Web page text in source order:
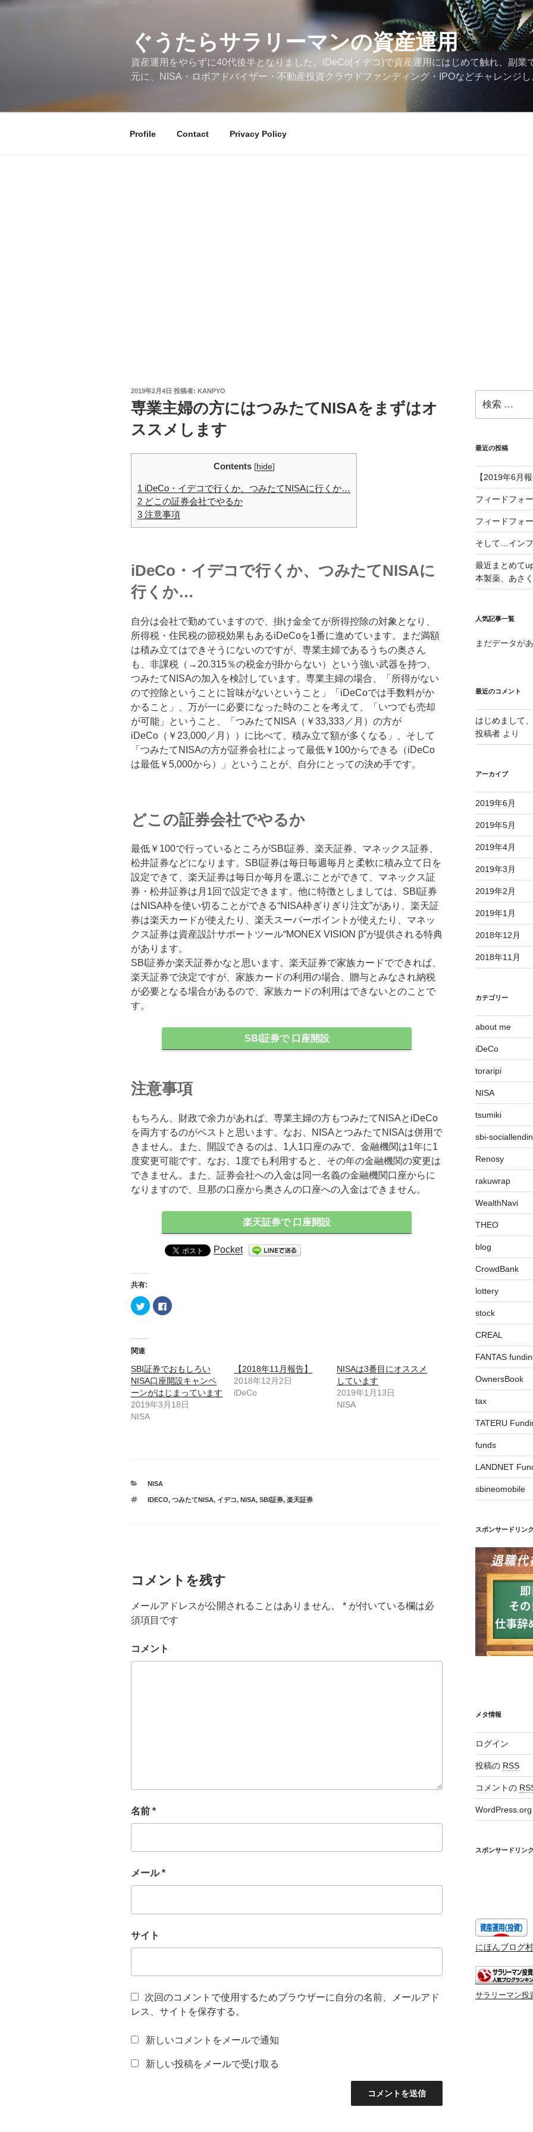
コ
ぐうたらサラリーマンの資産運用
資産運用をやらずに40代後半となりました。iDeCo(イデコ)で資産運用にはじめて触れ、副業
元に、NISA・ロボアドバイザー・不動産投資クラウドファンディング・IPOなどチャレンジ
Profile Contact Privacy Policy
投
稿
日:
2019年2月4日 投稿者: KANPYO
専業主婦の方にはつみたてNISAをまずはオ
ススメします
Contents [hide]
1 iDeCo・イデコで行くか、つみたてNISAに行くか…
2 どこの証券会社でやるか
3 注意事項
iDeCo・イデコで行くか、つみたてNISAに
行くか…
自分は会社で勤めていますので、掛け金全てが所得控除の対象となり、
所得税・住民税の節税効果もあるiDeCoを1番に進めています。まだ満額
は積み立てはできそうにないのですが、専業主婦であるうちの奥さん
も、非課税（→20.315％の税金が掛からない）という強い武器を持つ、
つみたてNISAの加入を検討しています。専業主婦の場合、「所得がない
ので控除ということに旨味がないということ」「iDeCoでは手数料がか
かること」、万が一に必要になった時のことを考えて、「いつでも売却
が可能」ということ、「つみたてNISA（￥33,333／月）の方が
iDeCo（￥23,000／月））に比べて、積み立て額が多くなる」、そして
「つみたてNISAの方が証券会社によって最低￥100からできる（iDeCo
は最低￥5,000から）」ということが、自分にとっての決め手です。
どこの証券会社でやるか
最低￥100で行っているところがSBI証券、楽天証券、マネックス証券、
松井証券などになります。SBI証券は毎日毎週毎月と柔軟に積み立て日を
設定できて、楽天証券は毎日か毎月を選ぶことができて、マネックス証
券・松井証券は月1回で設定できます。他に特徴としましては、SBI証券
はNISA枠を使い切ることができる“NISA枠ぎりぎり注文”があり、楽天証
券は楽天カードが使えたり、楽天スーパーポイントが使えたり、マネッ
クス証券は資産設計サポートツール“MONEX VISION β”が提供される特典
があります。
SBI証券か楽天証券かなと思います。楽天証券で家族カードでできれば、
楽天証券で決定ですが、家族カードの利用の場合、贈与とみなされ納税
が必要となる場合があるので、家族カードの利用はできないとのことで
す。
SBI証券で 口座開設
注意事項
もちろん、財政で余力があれば、専業主婦の方もつみたてNISAとiDeCo
を両方するのがベストと思います。なお、NISAとつみたてNISAは併用で
きません。また、開設できるのは、1人1口座のみで、金融機関は1年に1
度変更可能です。なお、1度でも利用すると、その年の金融機関の変更は
できません。また、証券会社への入金は同一名義の金融機関口座からに
なりますので、旦那の口座から奥さんの口座への入金はできません。
楽天証券で 口座開設
Pocket
共有:
ク
リ
て
t
t
e
r
で
共
有
(
で
開
き
ま
F
a
共
有
す
る
に
は
ク
し
い
)
関連
SBI証券でおもしろい
NISA口座開設キャンペ
ーンがはじまっています
2019年3月18日
NISA
【2018年11月報告】
2018年12月2日
iDeCo
NISAは3番目にオススメ
しています
2019年1月13日
NISA
カ
ゴ
NISA
タ
IDECO, つみたてNISA, イデコ, NISA, SBI証券, 楽天証券
コメントを残す
メールアドレスが公開されることはありません。 * が付いている欄は必
須項目です
コメント
名前 *
メール*
サイト
次回のコメントで使用するためブラウザーに自分の名前、メールアド
レス、サイトを保存する。
新しいコメントをメールで通知
新しい投稿をメールで受け取る
索:
最近の投稿
【2019年6月
フィードフォ
フィードフォ
そして…イン
最近まとめて
本製薬、あさ
人気記事一覧
まだデータが
最近のコメント
はじめまして
投稿者より
アーカイブ
2019年6月
2019年5月
2019年4月
2019年3月
2019年2月
2019年1月
2018年12月
2018年11月
カテゴリー
about me
iDeCo
toraripi
NISA
tsumiki
sbi-
Renosy
rakuwrap
WealthNavi
THEO
blog
CrowdBank
lottery
stock
CREAL
FANTAS
OwnersBook
tax
TATERU
funds
LANDNET
sbineomobile
スポンサードリン
メタ情報
ログイン
投稿の RSS
コメントの
WordPress.org
スポンサードリン
にほんブログ村
サラリーマン投